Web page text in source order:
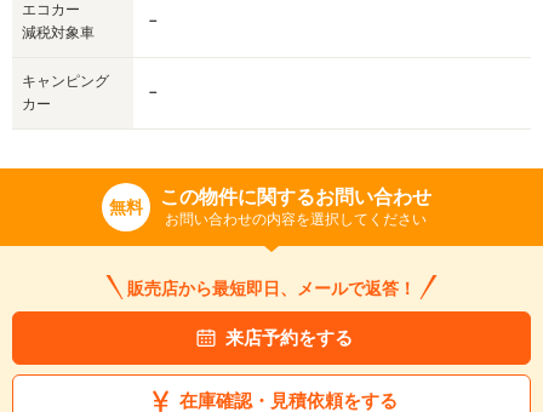
エコカー
減税対象車
－
キャンピング
カー
－
無料 この物件に関するお問い合わせ
お問い合わせの内容を選択してください
販売店から最短即日、メールで返答！
来店予約をする
在庫確認・見積依頼をする